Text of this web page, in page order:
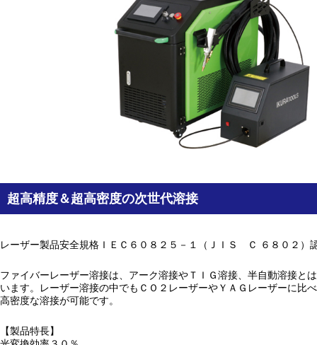
超高精度＆超高密度の次世代溶接
レーザー製品安全規格ＩＥＣ６０８２５－１（ＪＩＳ Ｃ ６８０２）
ファイバーレーザー溶接は、アーク溶接やＴＩＧ溶接、半自動溶接と
います。レーザー溶接の中でもＣＯ２レーザーやＹＡＧレーザーに比
高密度な溶接が可能です。
【製品特長】